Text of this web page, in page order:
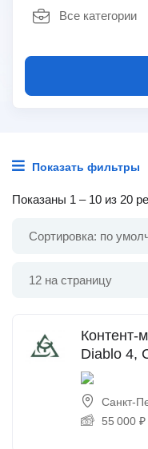
Все категории
Показать фильтры
Показаны 1 – 10 из 20
Сортировка: по
12 на страницу
Контент-
Diablo 4,
Санкт-
55 000 ₽